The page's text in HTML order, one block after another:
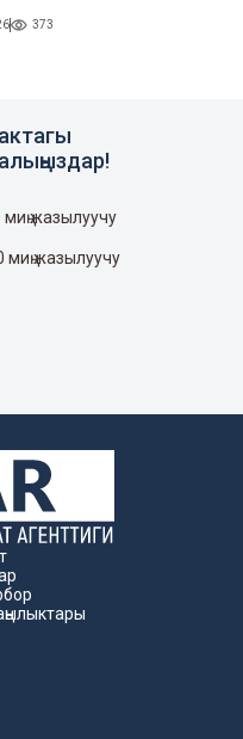
373
миң жазылуучу
миң жазылуучу